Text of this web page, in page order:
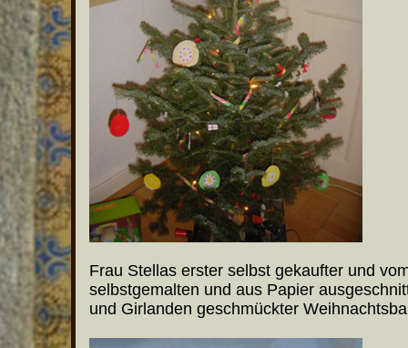
Frau Stellas erster selbst gekaufter und
selbstgemalten und aus Papier
und Girlanden geschmückter